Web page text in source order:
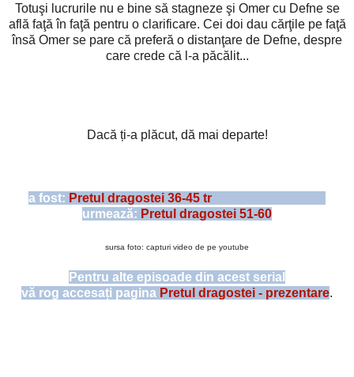
Totuşi lucrurile nu e bine să stagneze şi Omer cu Defne se
află faţă în faţă pentru o clarificare. Cei doi dau cărţile pe faţă
însă Omer se pare că preferă o distanţare de Defne, despre
care crede că l-a păcălit...
Dacă ți-a plăcut, dă mai departe!
a fost: Pretul dragostei 36-45 tr
urmează: Pretul dragostei 51-60
sursa foto: capturi video de pe youtube
Pentru alte episoade din acest serial
vă rog accesați pagina Pretul dragostei - prezentare.